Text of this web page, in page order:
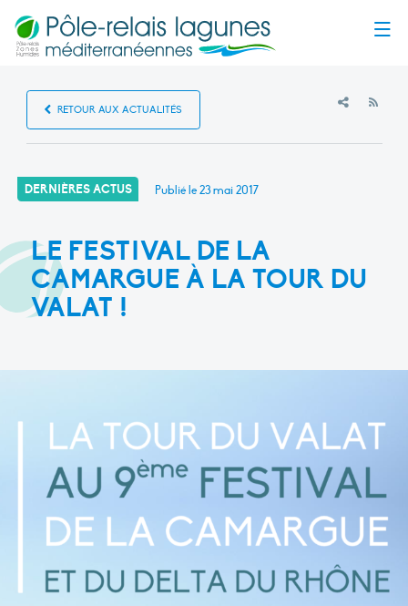
RETOUR AUX ACTUALITÉS
DERNIÈRES ACTUS Publié le23 mai 2017
LE FESTIVAL DE LA
CAMARGUE À LA TOUR DU
VALAT !